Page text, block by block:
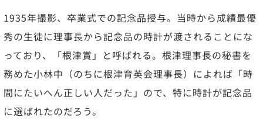
1935年撮影、卒業式での記念品授与。当時から成績最優
秀の生徒に理事長から記念品の時計が渡されることにな
っており、「根津賞」と呼ばれる。根津理事長の秘書を
務めた小林中（のちに根津育英会理事長）によれば「時
間にたいへん正しい人だった」ので、特に時計が記念品
に選ばれたのだろう。